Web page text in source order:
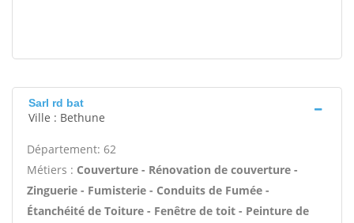
Sarl rd bat
Ville : Bethune
Département: 62
Métiers : Couverture - Rénovation de couverture -
Zinguerie - Fumisterie - Conduits de Fumée -
Étanchéité de Toiture - Fenêtre de toit - Peinture de